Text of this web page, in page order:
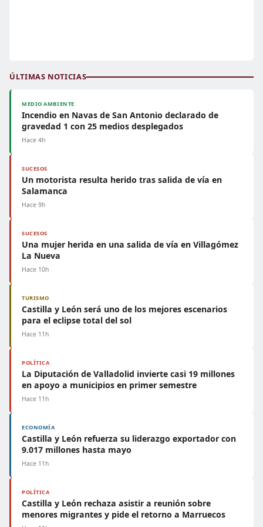
ÚLTIMAS NOTICIAS
MEDIO AMBIENTE
Incendio en Navas de San Antonio declarado de
gravedad 1 con 25 medios desplegados
Hace 4h
SUCESOS
Un motorista resulta herido tras salida de vía en
Salamanca
Hace 9h
SUCESOS
Una mujer herida en una salida de vía en Villagómez
La Nueva
Hace 10h
TURISMO
Castilla y León será uno de los mejores escenarios
para el eclipse total del sol
Hace 11h
POLÍTICA
La Diputación de Valladolid invierte casi 19 millones
en apoyo a municipios en primer semestre
Hace 11h
ECONOMÍA
Castilla y León refuerza su liderazgo exportador con
9.017 millones hasta mayo
Hace 11h
POLÍTICA
Castilla y León rechaza asistir a reunión sobre
menores migrantes y pide el retorno a Marruecos